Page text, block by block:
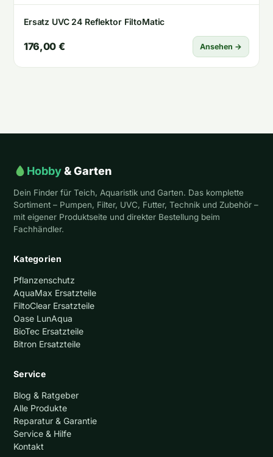
Ersatz UVC 24 Reflektor FiltoMatic
176,00 € Ansehen →
Hobby& Garten
Dein Finder für Teich, Aquaristik und Garten. Das komplette
Sortiment – Pumpen, Filter, UVC, Futter, Technik und Zubehör –
mit eigener Produktseite und direkter Bestellung beim
Fachhändler.
Kategorien
Pflanzenschutz
AquaMax Ersatzteile
FiltoClear Ersatzteile
Oase LunAqua
BioTec Ersatzteile
Bitron Ersatzteile
Service
Blog & Ratgeber
Alle Produkte
Reparatur & Garantie
Service & Hilfe
Kontakt